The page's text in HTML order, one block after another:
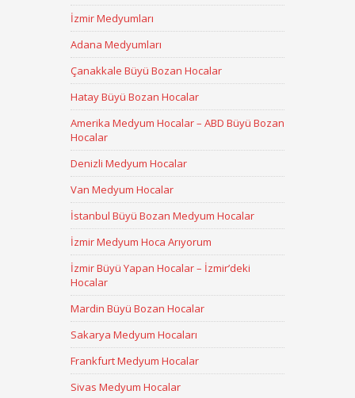
İzmir Medyumları
Adana Medyumları
Çanakkale Büyü Bozan Hocalar
Hatay Büyü Bozan Hocalar
Amerika Medyum Hocalar – ABD Büyü Bozan
Hocalar
Denizli Medyum Hocalar
Van Medyum Hocalar
İstanbul Büyü Bozan Medyum Hocalar
İzmir Medyum Hoca Arıyorum
İzmir Büyü Yapan Hocalar – İzmir’deki
Hocalar
Mardin Büyü Bozan Hocalar
Sakarya Medyum Hocaları
Frankfurt Medyum Hocalar
Sivas Medyum Hocalar